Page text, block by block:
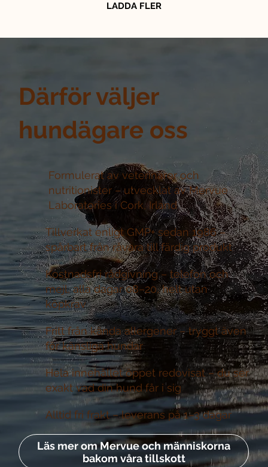
Därför väljer
hundägare oss
Formulerat av veterinärer och
nutritionister –utvecklat av Mervue
Laboratories i Cork, Irland
Tillverkat enligt GMP+ sedan 1986 –
spårbart från råvara till färdig produkt
Kostnadsfri rådgivning –telefon och
mejl, alla dagar 08–20, helt utan
köpkrav
Läs mer om Mervue och människorna
bakom våra tillskott
Fritt från kända allergener –tryggt även
för känsliga hundar
Hela innehållet öppet redovisat –du ser
exakt vad din hund får i sig
Alltid fri frakt –leverans på 1–3 dagar
LADDA FLER